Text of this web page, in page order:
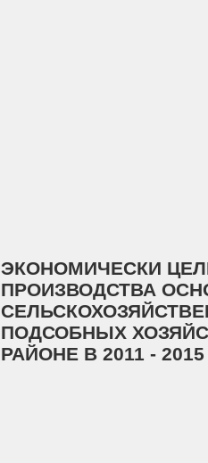
ЭКОНОМИЧЕСКИ
ПРОИЗВОДСТВА
ПОДСОБНЫХ
РАЙОНЕ В 2011 -